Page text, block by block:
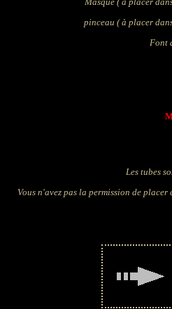
pinceau ( à placer
Font
Les tubes
Vous n'avez pas la permission de